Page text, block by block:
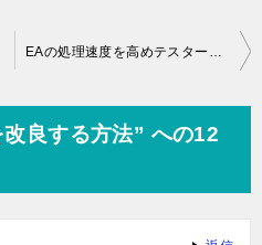
良する方法” への12